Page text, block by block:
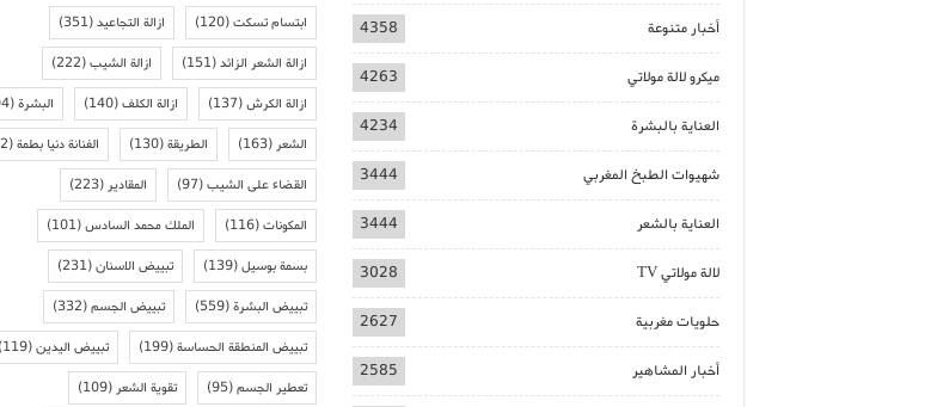
أخبار متنوعة 4358
ميكرو لالة مولاتي 4263
العناية بالبشرة 4234
شهيوات الطبخ المغربي 3444
العناية بالشعر 3444
لالة مولاتي TV 3028
حلويات مغربية 2627
أخبار المشاهير 2585
ابتسام تسكت(120) ازالة التجاعيد(351)
ازالة الشعر الزائد(151) ازالة الشيب(222)
ازالة الكرش(137) ازالة الكلف(140) البشرة(194)
الشعر(163) الطريقة(130) الفنانة دنيا بطمة(142)
القضاء على الشيب(97) المقادير(223)
المكونات(116) الملك محمد السادس(101)
بسمة بوسيل(139) تبييض الاسنان(231)
تبييض البشرة(559) تبييض الجسم(332)
تبييض المنطقة الحساسة(199) تبييض اليدين(119)
تعطير الجسم(95) تقوية الشعر(109)